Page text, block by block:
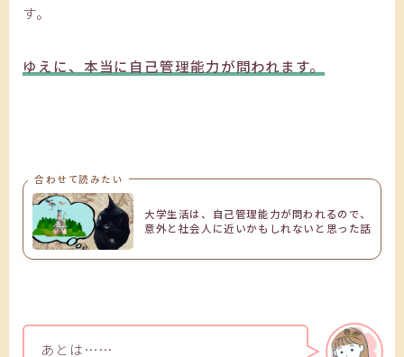
す。
ゆえに、本当に自己管理能力が問われます。
合わせて読みたい
大学生活は、自己管理能力が問われるので、
意外と社会人に近いかもしれないと思った話
あとは……